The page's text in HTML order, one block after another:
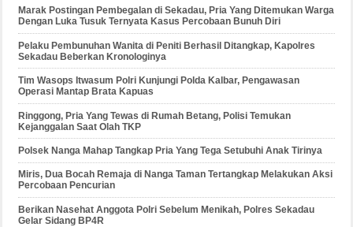
Marak Postingan Pembegalan di Sekadau, Pria Yang Ditemukan Warga
Dengan Luka Tusuk Ternyata Kasus Percobaan Bunuh Diri
Pelaku Pembunuhan Wanita di Peniti Berhasil Ditangkap, Kapolres
Sekadau Beberkan Kronologinya
Tim Wasops Itwasum Polri Kunjungi Polda Kalbar, Pengawasan
Operasi Mantap Brata Kapuas
Ringgong, Pria Yang Tewas di Rumah Betang, Polisi Temukan
Kejanggalan Saat Olah TKP
Polsek Nanga Mahap Tangkap Pria Yang Tega Setubuhi Anak Tirinya
Miris, Dua Bocah Remaja di Nanga Taman Tertangkap Melakukan Aksi
Percobaan Pencurian
Berikan Nasehat Anggota Polri Sebelum Menikah, Polres Sekadau
Gelar Sidang BP4R